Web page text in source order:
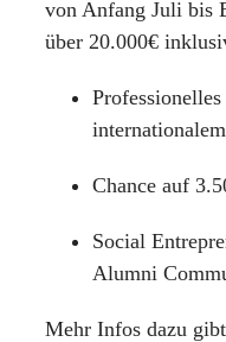
von Anfang Juli bis
über 20.000€
Chance auf
Social
Alumni
Mehr Infos dazu